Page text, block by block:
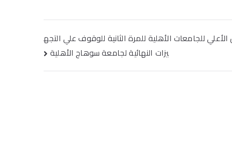
للجامعات الأهلية للمرة الثانية للوقوف علي التجه
يزات النهائية لجامعة سوهاج الأهلية